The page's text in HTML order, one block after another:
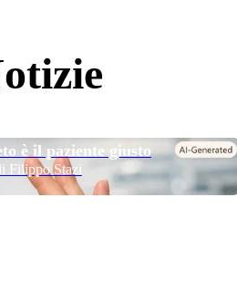
è il paziente giusto
Filippo Stazi